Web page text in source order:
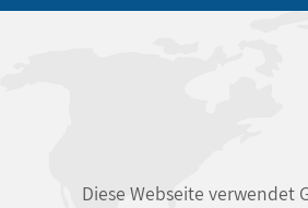
Diese Webseite verwendet